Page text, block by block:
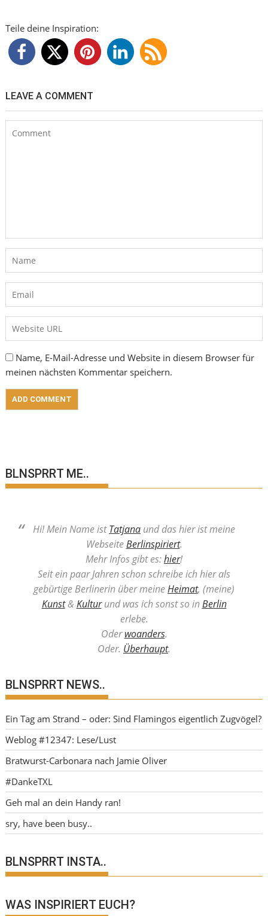
Teile deine Inspiration:
LEAVE A COMMENT
Name, E-Mail-Adresse und Website in diesem Browser für
meinen nächsten Kommentar speichern.
BLNSPRRT ME..
Hi! Mein Name istTatjana und das hier ist meine
WebseiteBerlinspiriert.
Mehr Infos gibt es:hier!
Seit ein paar Jahren schon schreibe ich hier als
gebürtige Berlinerin über meineHeimat, (meine)
Kunst& Kulturund was ich sonst so inBerlin
erlebe.
Oderwoanders.
Oder. Überhaupt.
BLNSPRRT NEWS..
Ein Tag am Strand – oder: Sind Flamingos eigentlich Zugvögel?
Weblog #12347: Lese/Lust
Bratwurst-Carbonara nach Jamie Oliver
#DankeTXL
Geh mal an dein Handy ran!
sry, have been busy..
BLNSPRRT INSTA..
WAS INSPIRIERT EUCH?